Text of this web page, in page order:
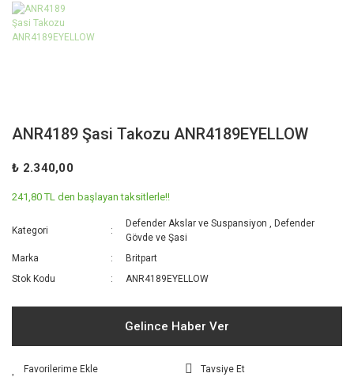
ANR4189 Şasi Takozu ANR4189EYELLOW
₺ 2.340,00
241,80 TL den başlayan taksitlerle!!
Kategori
Defender Akslar ve Suspansiyon ,Defender
Gövde ve Şasi
Marka
Britpart
Stok Kodu
ANR4189EYELLOW
Gelince Haber Ver
Tavsiye Et